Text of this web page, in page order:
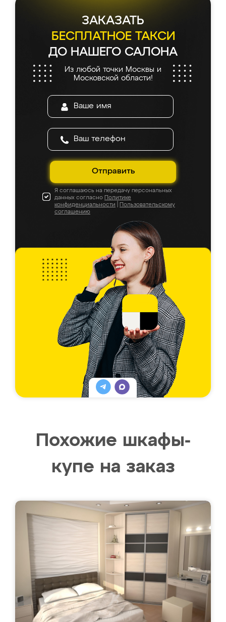
ЗАКАЗАТЬ
БЕСПЛАТНОЕ ТАКСИ
ДО НАШЕГО САЛОНА
Из любой точки Москвы и
Московской области!
Отправить
Я соглашаюсь на передачу персональных
данных согласно Политике
конфиденциальности
Пользовательскому
соглашению
Похожие шкафы-
купе на заказ